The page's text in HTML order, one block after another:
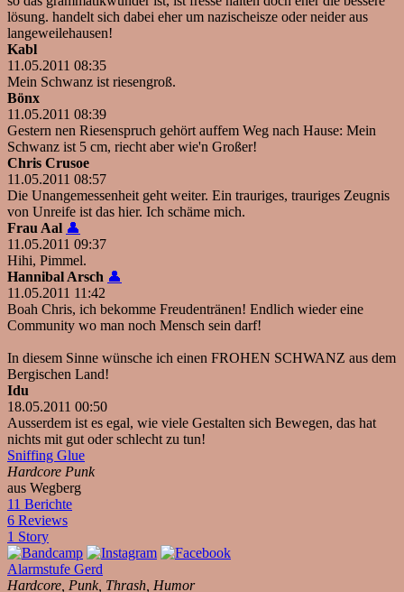
lösung. handelt sich dabei eher um nazischeisze oder neider aus
langeweilehausen!
Kabl
11.05.2011 08:35
Mein Schwanz ist riesengroß.
Bönx
11.05.2011 08:39
Gestern nen Riesenspruch gehört auffem Weg nach Hause: Mein
Schwanz ist 5 cm, riecht aber wie'n Großer!
Chris Crusoe
11.05.2011 08:57
Die Unangemessenheit geht weiter. Ein trauriges, trauriges Zeugnis
von Unreife ist das hier. Ich schäme mich.
Frau Aal 👤
11.05.2011 09:37
Hihi, Pimmel.
Hannibal Arsch 👤
11.05.2011 11:42
Boah Chris, ich bekomme Freudentränen! Endlich wieder eine
Community wo man noch Mensch sein darf!
In diesem Sinne wünsche ich einen FROHEN SCHWANZ aus dem
Bergischen Land!
Idu
18.05.2011 00:50
Ausserdem ist es egal, wie viele Gestalten sich Bewegen, das hat
nichts mit gut oder schlecht zu tun!
Sniffing Glue
Hardcore Punk
aus Wegberg
11 Berichte
6 Reviews
1 Story
Alarmstufe Gerd
Hardcore, Punk, Thrash, Humor